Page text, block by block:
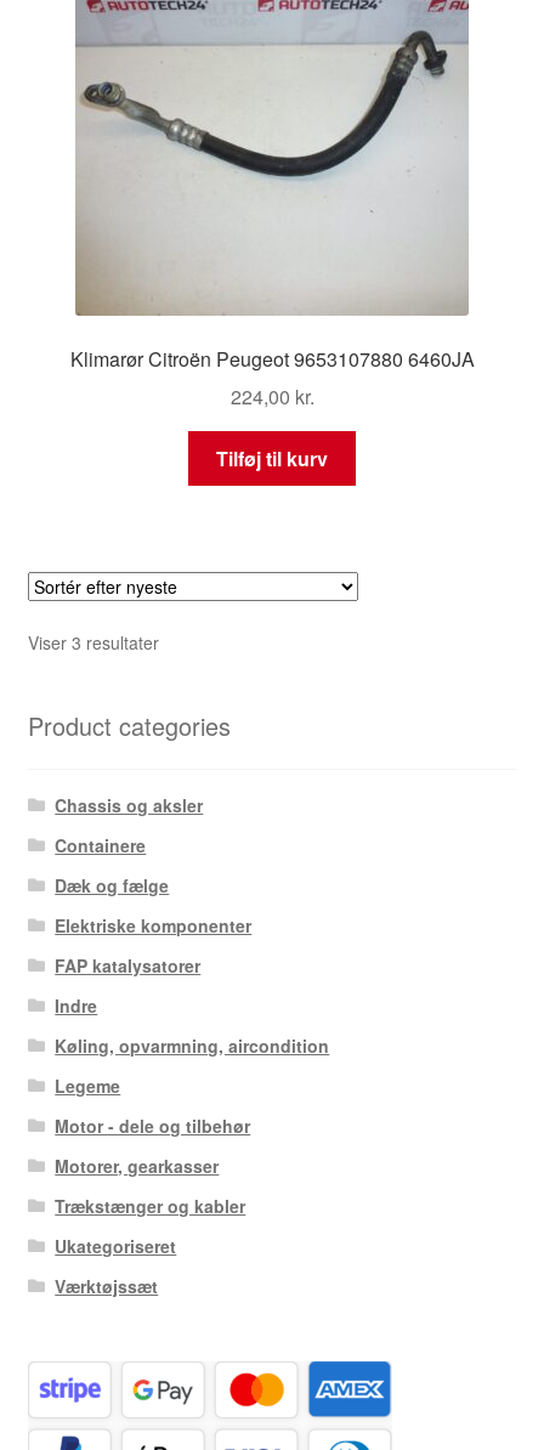
Klimarør Citroën Peugeot 9653107880 6460JA
224,00 kr.
Tilføj til kurv
Viser 3 resultaterSorteret
Product categories
Chassis og aksler
Containere
Dæk og fælge
Elektriske komponenter
FAP katalysatorer
Indre
Køling, opvarmning, aircondition
Legeme
Motor - dele og tilbehør
Motorer, gearkasser
Trækstænger og kabler
Ukategoriseret
Værktøjssæt